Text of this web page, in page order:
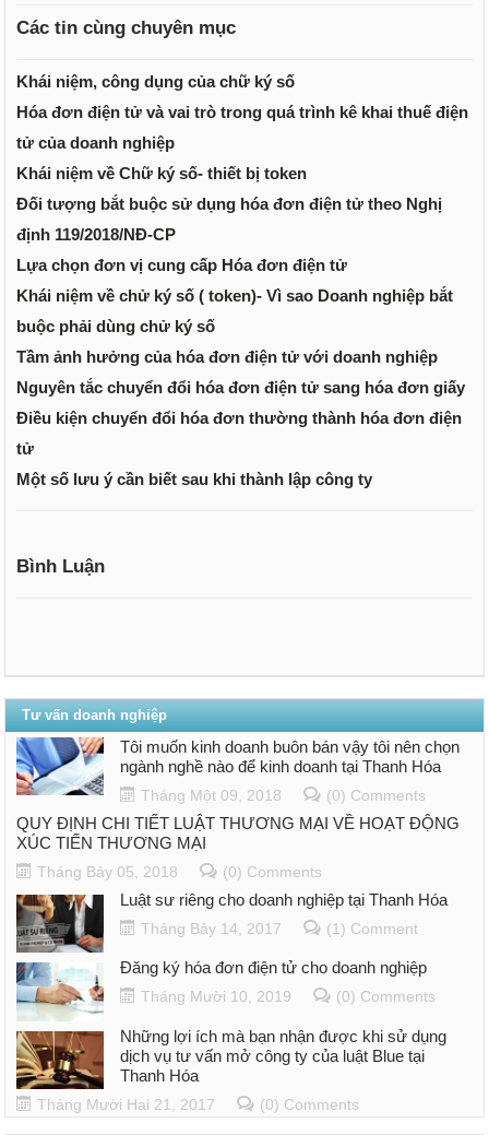
Các tin cùng chuyên mục
Khái niệm, công dụng của chữ ký số
Hóa đơn điện tử và vai trò trong quá trình kê khai thuế điện
tử của doanh nghiệp
Khái niệm về Chữ ký số- thiết bị token
Đối tượng bắt buộc sử dụng hóa đơn điện tử theo Nghị
định 119/2018/NĐ-CP
Lựa chọn đơn vị cung cấp Hóa đơn điện tử
Khái niệm về chử ký số ( token)- Vì sao Doanh nghiệp bắt
buộc phải dùng chử ký số
Tầm ảnh hưởng của hóa đơn điện tử với doanh nghiệp
Nguyên tắc chuyển đổi hóa đơn điện tử sang hóa đơn giấy
Điều kiện chuyển đổi hóa đơn thường thành hóa đơn điện
tử
Một số lưu ý cần biết sau khi thành lập công ty
Bình Luận
Tư vấn doanh nghiệp
Tôi muốn kinh doanh buôn bán vậy tôi nên chọn
ngành nghề nào để kinh doanh tại Thanh Hóa
Tháng Một 09, 2018 (0) Comments
QUY ĐỊNH CHI TIẾT LUẬT THƯƠNG MẠI VỀ HOẠT ĐỘNG
XÚC TIẾN THƯƠNG MẠI
Tháng Bảy 05, 2018 (0) Comments
Luật sư riêng cho doanh nghiệp tại Thanh Hóa
Tháng Bảy 14, 2017 (1) Comment
Đăng ký hóa đơn điện tử cho doanh nghiệp
Tháng Mười 10, 2019 (0) Comments
Những lợi ích mà bạn nhận được khi sử dụng
dịch vụ tư vấn mở công ty của luật Blue tại
Thanh Hóa
Tháng Mười Hai 21, 2017 (0) Comments